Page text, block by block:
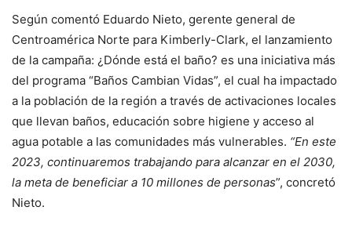
Según comentó Eduardo Nieto, gerente general de
Centroamérica Norte para Kimberly-Clark, el lanzamiento
de la campaña: ¿Dónde está el baño? es una iniciativa más
del programa “Baños Cambian Vidas”, el cual ha impactado
a la población de la región a través de activaciones locales
que llevan baños, educación sobre higiene y acceso al
agua potable a las comunidades más vulnerables. “En este
2023, continuaremos trabajando para alcanzar en el 2030,
la meta de beneficiar a 10 millones de personas”, concretó
Nieto.